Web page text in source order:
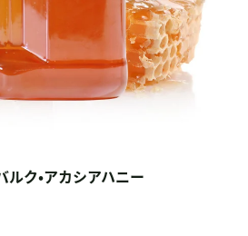
ルク・アカシアハニー